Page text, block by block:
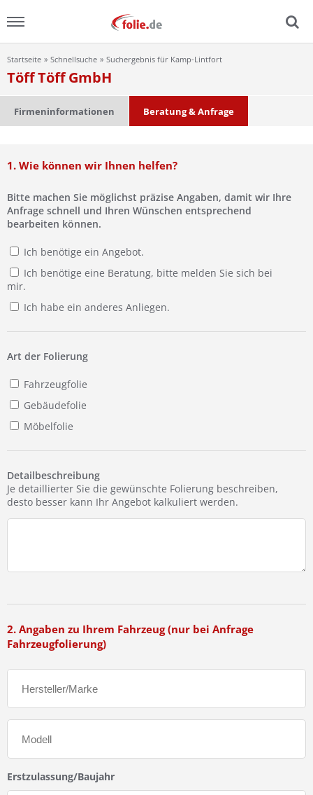
Menu
Home
Ratgeber
FAQ
Lexikon
Video
Startseite Schnellsuche Suchergebnis für Kamp-Lintfort
Töff Töff GmbH
Firmeninformationen Beratung & Anfrage
1. Wie können wir Ihnen helfen?
Bitte machen Sie möglichst präzise Angaben, damit wir Ihre
Anfrage schnell und Ihren Wünschen entsprechend
bearbeiten können.
Ich benötige ein Angebot.
Ich benötige eine Beratung, bitte melden Sie sich bei
mir.
Ich habe ein anderes Anliegen.
Art der Folierung
Fahrzeugfolie
Gebäudefolie
Möbelfolie
Detailbeschreibung
Je detaillierter Sie die gewünschte Folierung beschreiben,
desto besser kann Ihr Angebot kalkuliert werden.
2. Angaben zu Ihrem Fahrzeug (nur bei Anfrage
Fahrzeugfolierung)
Erstzulassung/Baujahr